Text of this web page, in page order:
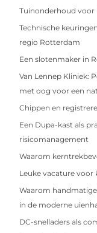
Tuinonderhoud voor
Technische
regio Rotterdam
Een slotenmaker in
Van Lennep Kliniek:
met oog voor een
Chippen en
Een Dupa-kast als
risicomanagement
Waarom
Leuke vacature
Waarom
in de moderne
DC-snelladers als